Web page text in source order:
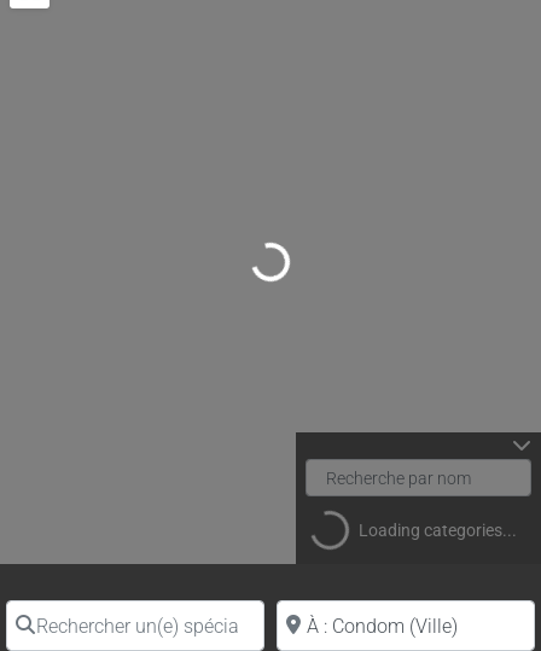
Loading...
Loading categories...
Rechercher un(e) spécialiste par nomProche de (ville ou région)